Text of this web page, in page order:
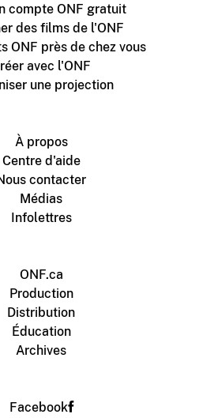
compte ONF gratuit
des films de l'ONF
ONF près de chez vous
avec l'ONF
une projection
À propos
Centre d'aide
contacter
Médias
Infolettres
ONF.ca
Production
Distribution
Éducation
Archives
Facebook